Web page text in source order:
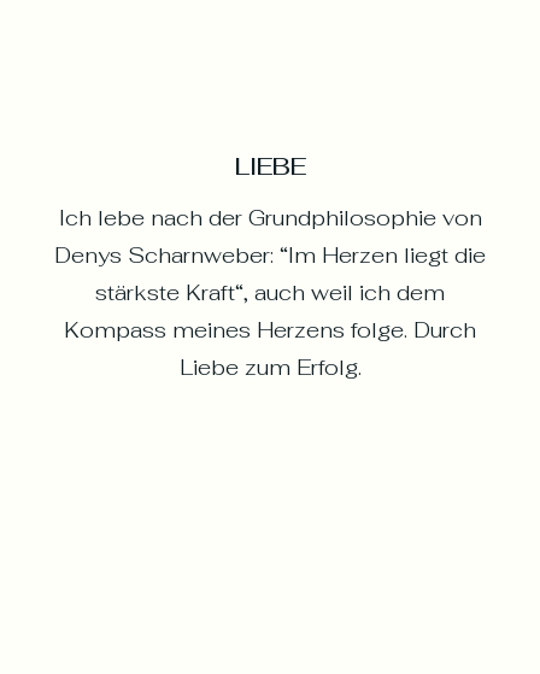
LIEBE
Ich lebe nach der Grundphilosophie von
Denys Scharnweber: “Im Herzen liegt die
stärkste Kraft“, auch weil ich dem
Kompass meines Herzens folge. Durch
Liebe zum Erfolg.